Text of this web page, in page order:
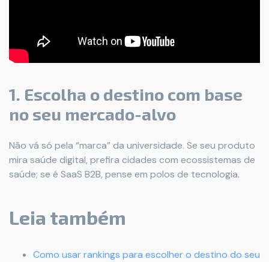
1. Escolha o destino com base
no seu mercado-alvo
Não vá só pela “marca” da universidade. Se seu produto
mira saúde digital, prefira cidades com ecossistemas de
saúde; se é SaaS B2B, pense em polos de tecnologia.
Leia também
Como usar rankings para escolher o destino do seu